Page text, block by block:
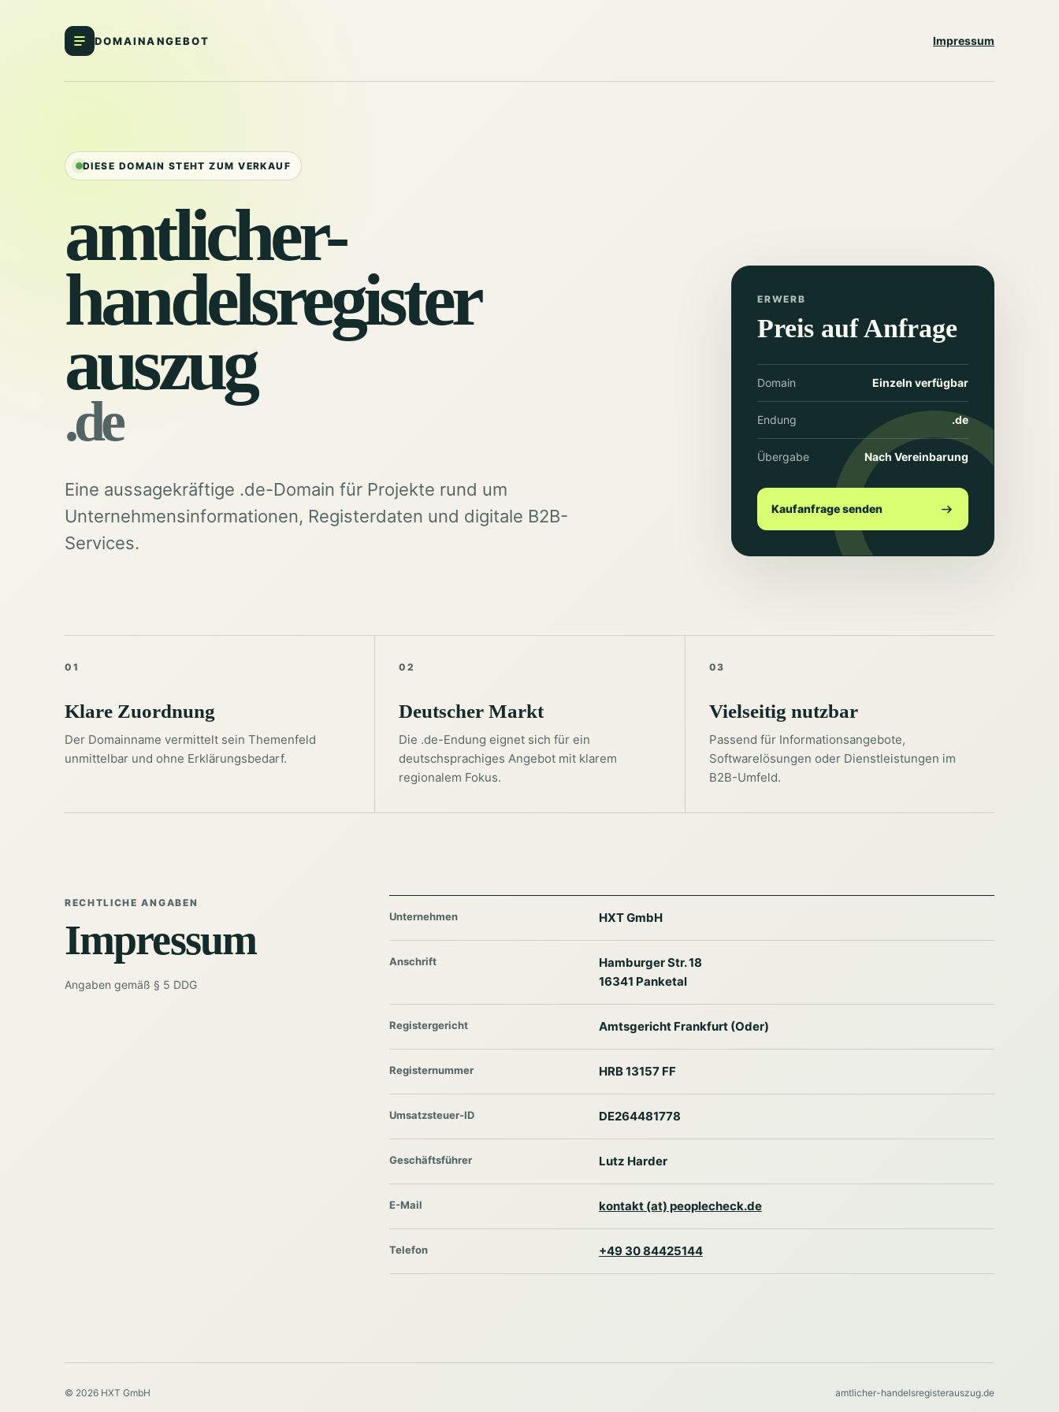
DOMAINANGEBOT Impressum
DIESE DOMAIN STEHT ZUM VERKAUF
amtlicher-
handelsregister
auszug
.de
Eine aussagekräftige .de-Domain für Projekte rund um
Unternehmensinformationen, Registerdaten und digitale B2B-
Services.
ERWERB
Preis auf Anfrage
Domain Einzeln verfügbar
Endung .de
Übergabe Nach Vereinbarung
Kaufanfrage senden
01
Klare Zuordnung
Der Domainname vermittelt sein Themenfeld
unmittelbar und ohne Erklärungsbedarf.
02
Deutscher Markt
Die .de-Endung eignet sich für ein
deutschsprachiges Angebot mit klarem
regionalem Fokus.
03
Vielseitig nutzbar
Passend für Informationsangebote,
Softwarelösungen oder Dienstleistungen im
B2B-Umfeld.
RECHTLICHE ANGABEN
Impressum
Angaben gemäß § 5 DDG
Unternehmen HXT GmbH
Anschrift
Hamburger Str. 18
16341 Panketal
Registergericht Amtsgericht Frankfurt (Oder)
Registernummer HRB 13157 FF
Umsatzsteuer-ID DE264481778
Geschäftsführer Lutz Harder
E-Mail kontakt (at) peoplecheck.de
Telefon +49 30 84425144
© 2026 HXT GmbH amtlicher-handelsregisterauszug.de